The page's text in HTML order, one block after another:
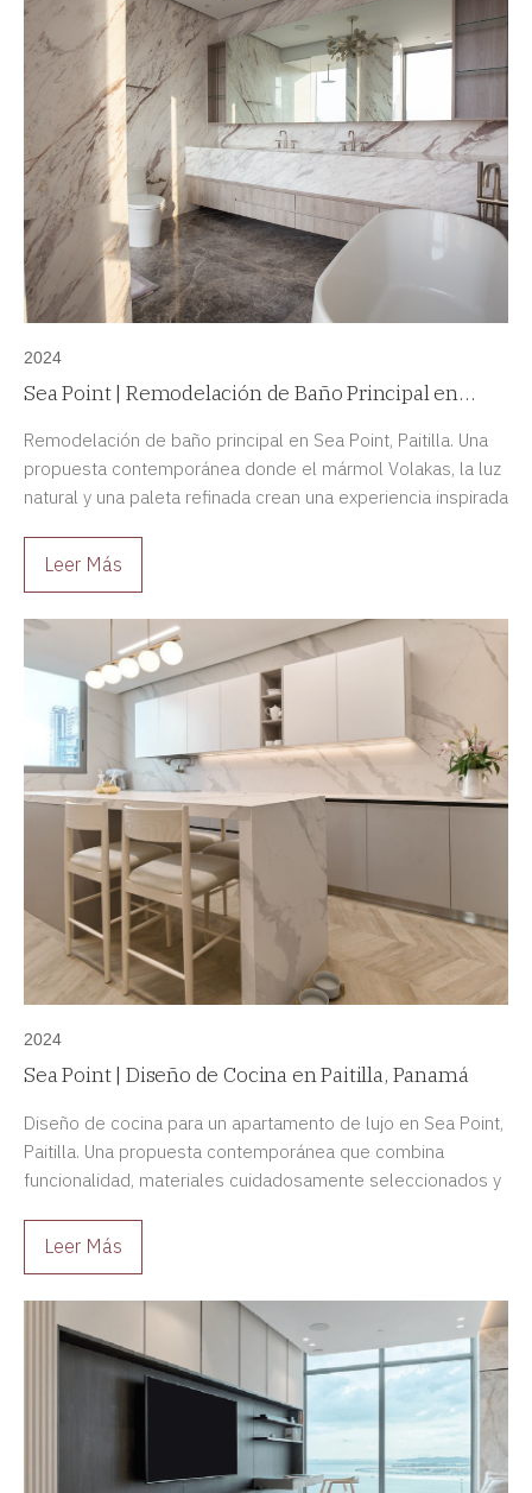
2024
Sea Point | Remodelación de Baño Principal en
Remodelación de baño principal en Sea Point, Paitilla. Una
propuesta contemporánea donde el mármol Volakas, la luz
natural y una paleta refinada crean una experiencia inspirada
Leer Más
2024
Sea Point | Diseño de Cocina en Paitilla, Panamá
Diseño de cocina para un apartamento de lujo en Sea Point,
Paitilla. Una propuesta contemporánea que combina
funcionalidad, materiales cuidadosamente seleccionados y
duradero.
Leer Más